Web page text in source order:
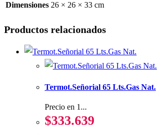
Dimensiones 26 × 26 × 33 cm
Productos relacionados
Termot.Señorial 65 Lts.Gas Nat.
Precio en 1...
$333.639